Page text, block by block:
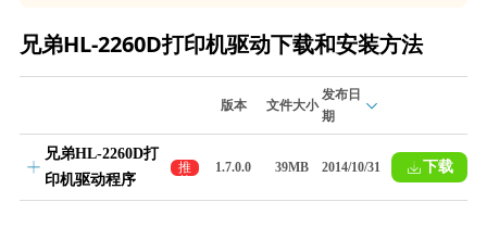
兄弟HL-2260D打印机驱动下载和安装方法
版本 文件大小
发布日
期
兄弟HL-2260D打
印机驱动程序
推
荐
1.7.0.0 39MB 2014/10/31 下载